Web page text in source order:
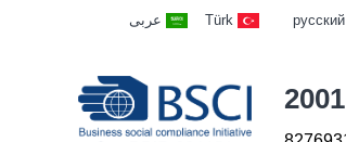
русский
Türk عربى